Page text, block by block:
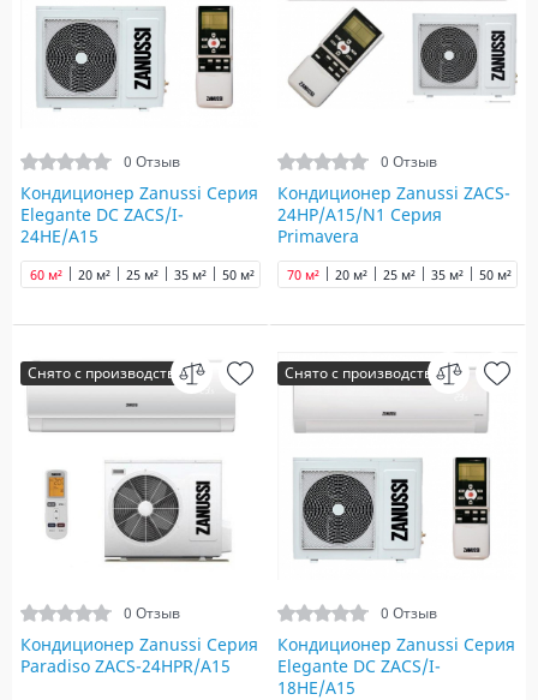
0 Отзыв
Кондиционер Zanussi Серия
Elegante DC ZACS/I-
24HE/A15
20 м² 25 м² 35 м² 50 м²
60 м² 65 м² 70 м² 90 м²
0 Отзыв
Кондиционер Zanussi ZACS-
24HP/A15/N1 Серия
Primavera
20 м² 25 м² 35 м² 50 м²
70 м²
Снято с производства
0 Отзыв
Кондиционер Zanussi Серия
Paradiso ZACS-24HPR/A15
Снято с производства
0 Отзыв
Кондиционер Zanussi Серия
Elegante DC ZACS/I-
18HE/A15